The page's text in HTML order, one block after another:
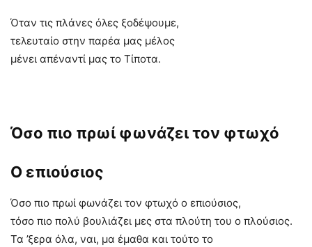
Όταν τις πλάνες όλες ξοδέψουμε,
τελευταίο στην παρέα μας μέλος
μένει απέναντί μας το Τίποτα.
Όσο πιο πρωί φωνάζει τον φτωχό
Ο επιούσιος
Όσο πιο πρωί φωνάζει τον φτωχό ο επιούσιος,
τόσο πιο πολύ βουλιάζει μες στα πλούτη του ο πλούσιος.
Τα ’ξερα όλα, ναι, μα έμαθα και τούτο το